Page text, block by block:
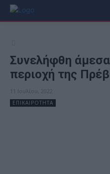
Συνελήφθη
περιοχή της
11 Ιουλίου, 2022
ΕΠΙΚΑΙΡΟΤΗΤΑ